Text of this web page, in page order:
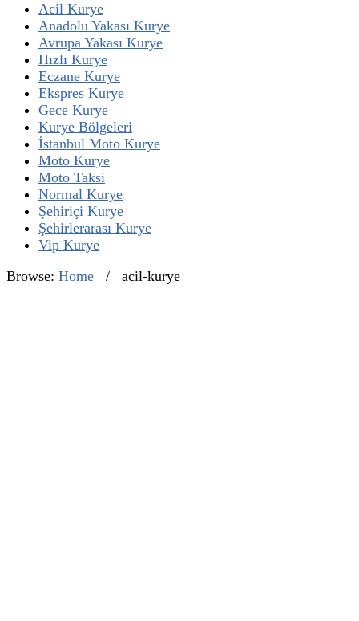
Acil Kurye
Anadolu Yakası Kurye
Avrupa Yakası Kurye
Hızlı Kurye
Eczane Kurye
Ekspres Kurye
Gece Kurye
Kurye Bölgeleri
İstanbul Moto Kurye
Moto Kurye
Moto Taksi
Normal Kurye
Şehiriçi Kurye
Şehirlerarası Kurye
Vip Kurye
Browse: Home / acil-kurye